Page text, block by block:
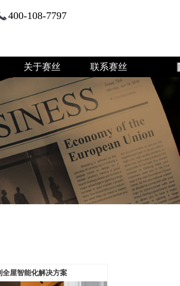
400-108-7797
关于赛丝 联系赛丝
全屋智能化解决方案